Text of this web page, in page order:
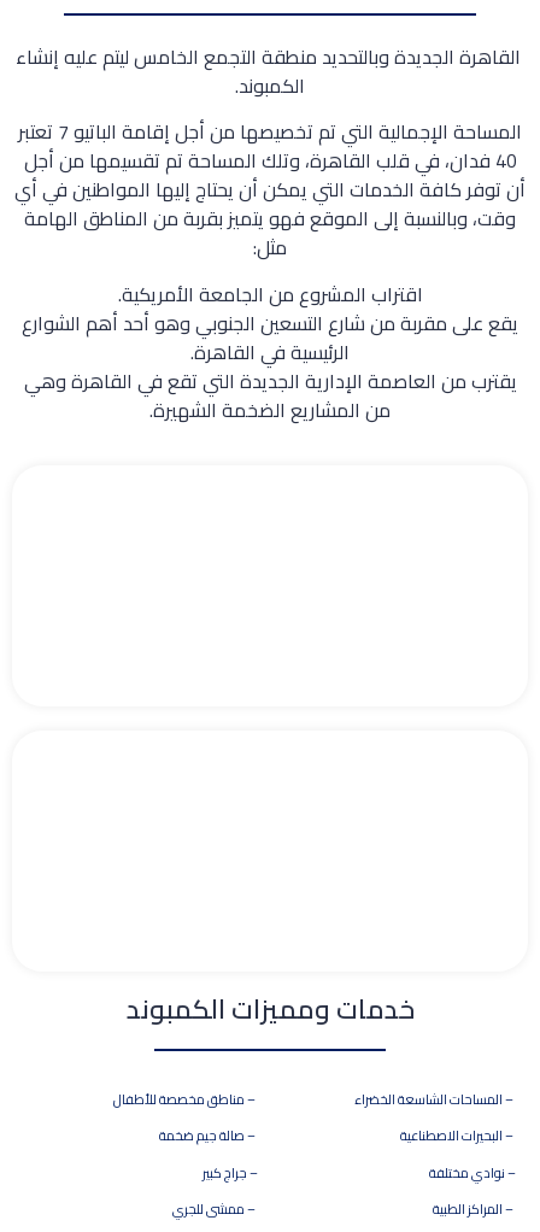
القاهرة الجديدة وبالتحديد منطقة التجمع الخامس ليتم عليه إنشاء
الكمبوند.
المساحة الإجمالية التي تم تخصيصها من أجل إقامة الباتيو 7 تعتبر
40 فدان، في قلب القاهرة، وتلك المساحة تم تقسيمها من أجل
أن توفر كافة الخدمات التي يمكن أن يحتاج إليها المواطنين في أي
وقت، وبالنسبة إلى الموقع فهو يتميز بقربة من المناطق الهامة
مثل:
اقتراب المشروع من الجامعة الأمريكية.
يقع على مقربة من شارع التسعين الجنوبي وهو أحد أهم الشوارع
الرئيسية في القاهرة.
يقترب من العاصمة الإدارية الجديدة التي تقع في القاهرة وهي
من المشاريع الضخمة الشهيرة.
خدمات ومميزات الكمبوند
– المساحات الشاسعة الخضراء
– البحيرات الاصطناعية
– نوادي مختلفة
– المراكز الطبية
– مناطق مخصصة للأطفال
– صالة جيم ضخمة
– جراج كبير
– ممشى للجري